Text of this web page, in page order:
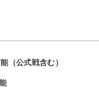
（公式戦含む）